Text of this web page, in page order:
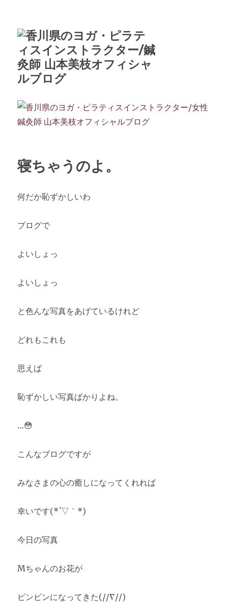
寝ちゃうのよ。
何だか恥ずかしいわ
ブログで
よいしょっ
よいしょっ
と色んな写真をあげているけれど
どれもこれも
思えば
恥ずかしい写真ばかりよね。
…😳
こんなブログですが
みなさまの心の癒しになってくれれば
幸いです(*´▽｀*)
今日の写真
Mちゃんのお花が
ピンピンになってきた(//∇//)